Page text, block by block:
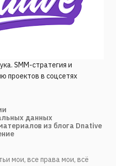
SMM-стратегия и
проектов в соцсетях
данных
из блога Dnative
мои, все права мои, всё